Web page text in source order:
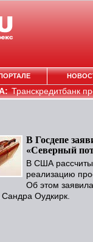
Транскредитбанк
В Госдепе
«Северный
В США
реализацию
Об этом
Оудкирк.